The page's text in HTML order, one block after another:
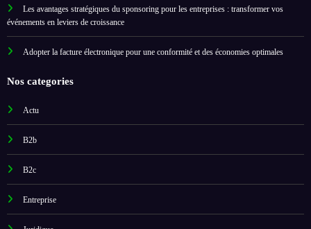
Les avantages stratégiques du sponsoring pour les entreprises : transformer vos
événements en leviers de croissance
Adopter la facture électronique pour une conformité et des économies optimales
Nos categories
Actu
B2b
B2c
Entreprise